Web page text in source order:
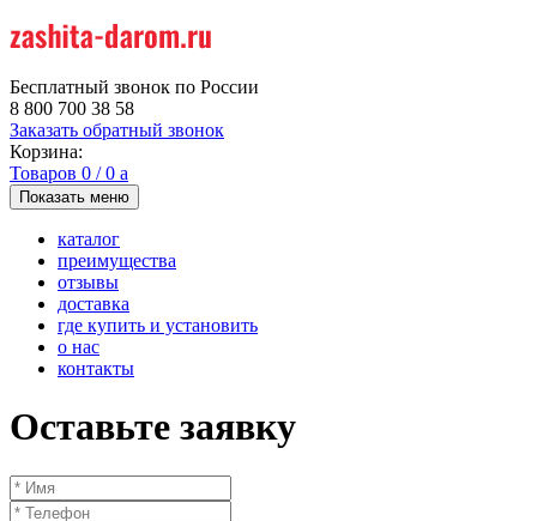
Бесплатный звонок по России
8 800 700 38 58
Заказать обратный звонок
Корзина:
Товаров 0 /0 a
Показать меню
каталог
преимущества
отзывы
доставка
где купить и установить
о нас
контакты
Оставьте заявку